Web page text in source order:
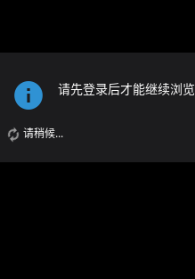
请先登录后才能继续浏览
请稍候...